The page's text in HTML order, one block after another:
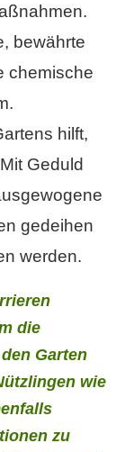
bewährte
chemische
hilft,
Geduld
gedeihen
werden.
die
Garten
wie
zu